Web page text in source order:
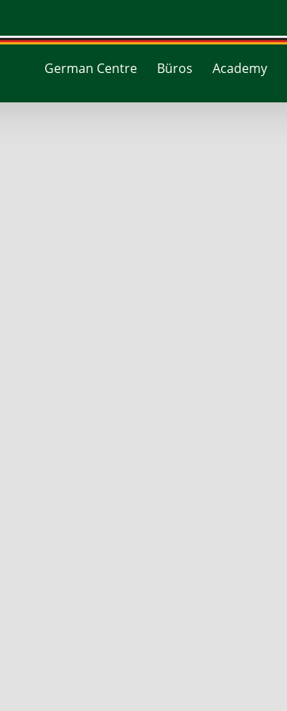
German Centre Büros Academy